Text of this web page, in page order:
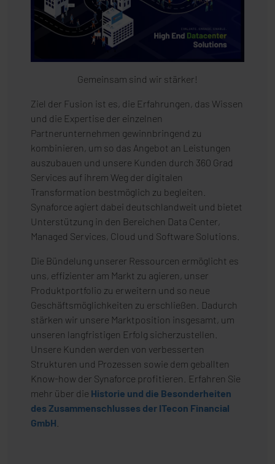
Gemeinsam sind wir stärker!
Ziel der Fusion ist es, die Erfahrungen, das Wissen
und die Expertise der einzelnen
Partnerunternehmen gewinnbringend zu
kombinieren, um so das Angebot an Leistungen
auszubauen und unsere Kunden durch 360 Grad
Services auf ihrem Weg der digitalen
Transformation bestmöglich zu begleiten.
Synaforce agiert dabei deutschlandweit und bietet
Unterstützung in den Bereichen Data Center,
Managed Services, Cloud und Software Solutions.
Die Bündelung unserer Ressourcen ermöglicht es
uns, effizienter am Markt zu agieren, unser
Produktportfolio zu erweitern und so neue
Geschäftsmöglichkeiten zu erschließen. Dadurch
stärken wir unsere Marktposition insgesamt, um
unseren langfristigen Erfolg sicherzustellen.
Unsere Kunden werden von verbesserten
Strukturen und Prozessen sowie dem geballten
Know-how der Synaforce profitieren.
Erfahren Sie
mehr über die Historie und die Besonderheiten
des Zusammenschlusses der ITecon Financial
GmbH